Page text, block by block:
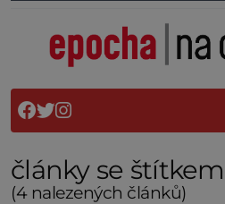
články se
(4 nalezených článků)